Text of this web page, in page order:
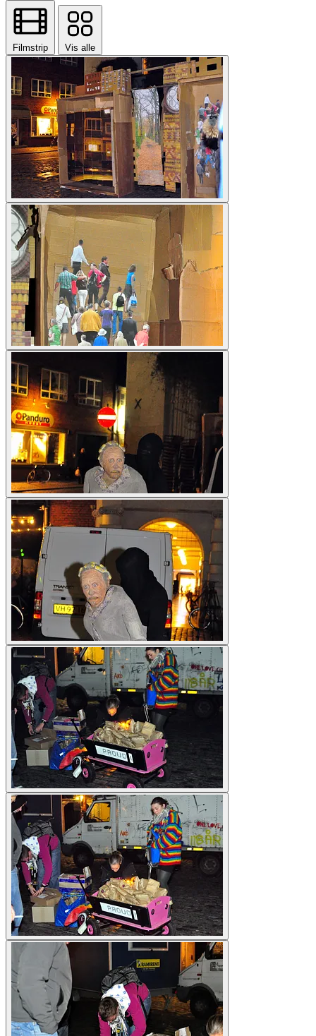
Filmstrip Vis alle